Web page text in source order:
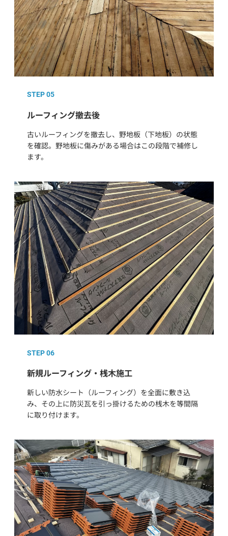
STEP 05
ルーフィング撤去後
古いルーフィングを撤去し、野地板（下地板）の状態
を確認。野地板に傷みがある場合はこの段階で補修し
ます。
STEP 06
新規ルーフィング・桟木施工
新しい防水シート（ルーフィング）を全面に敷き込
み、その上に防災瓦を引っ掛けるための桟木を等間隔
に取り付けます。